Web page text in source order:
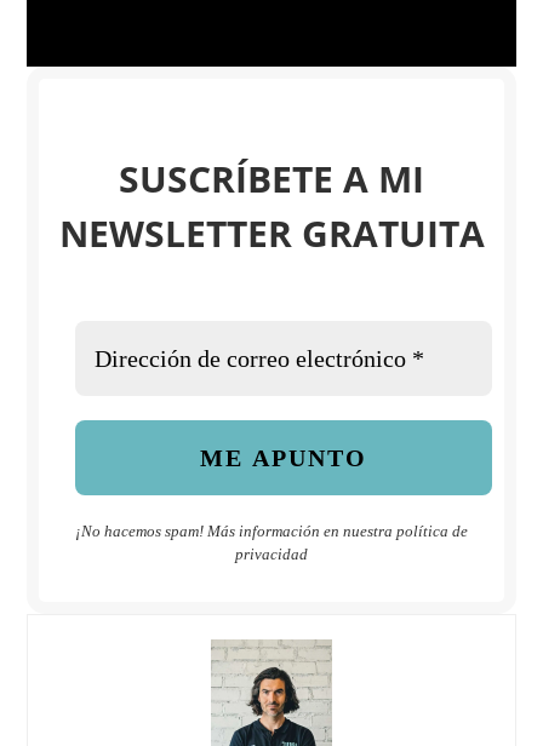
SUSCRÍBETE A MI
NEWSLETTER GRATUITA
¡No hacemos spam! Más información en nuestra política de
privacidad